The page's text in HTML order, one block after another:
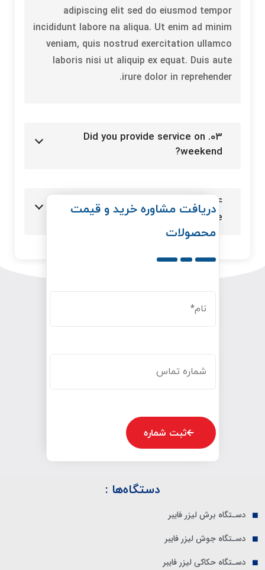
adipiscing elit sed do eiusmod tempor
incididunt labore na aliqua. Ut enim ad minim
veniam, quis nostrud exercitation ullamco
laboris nisi ut aliquip ex equat. Duis aute
irure dolor in reprehender.
03. Did you provide service on
weekend?
04. What is the opening and closing
time?
دریافت مشاوره خرید و قیمت
محصولات
ثبت شماره
دستگاه‌ها :
دسـتگاه برش لیزر فایبر
دسـتگاه جوش لیزر فایبر
دسـتگاه حکاکی لیزر فایبر